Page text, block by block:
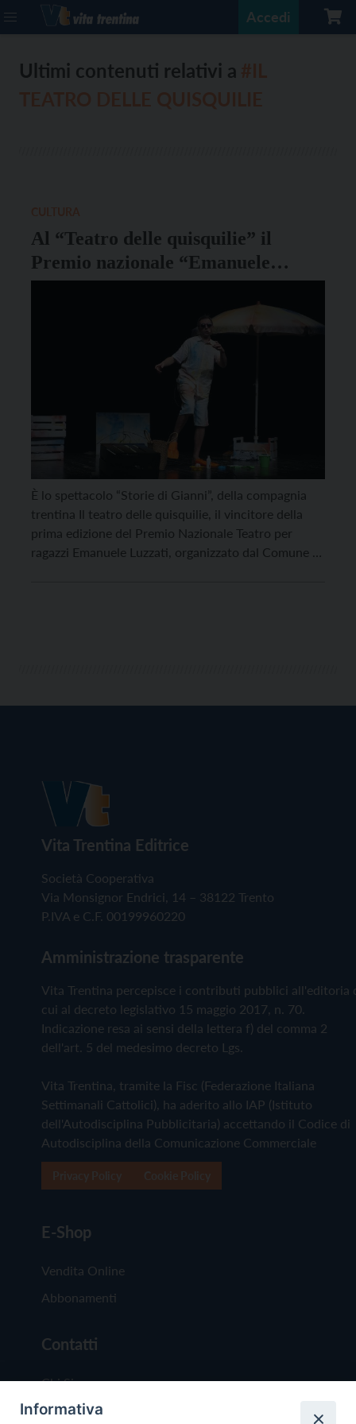
Accedi
Ultimi contenuti relativi a
Al “Teatro delle quisquilie” il
Premio nazionale “Emanuele
Luzzati” per il teatro ragazzi
È lo spettacolo “Storie di Gianni”, della compagnia
trentina Il teatro delle quisquilie, il vincitore della
prima edizione del Premio Nazionale Teatro per
ragazzi Emanuele Luzzati, organizzato dal Comune di
Vita Trentina Editrice
Società Cooperativa
Via Monsignor Endrici, 14 – 38122 Trento
P.IVA e C.F. 00199960220
Amministrazione trasparente
Vita Trentina percepisce i contributi pubblici all'editoria
cui al decreto legislativo 15 maggio 2017, n. 70.
Indicazione resa ai sensi della lettera f) del comma 2
dell'art. 5 del medesimo decreto Lgs.
Vita Trentina, tramite la Fisc (Federazione Italiana
Settimanali Cattolici), ha aderito allo IAP (Istituto
dell'Autodisciplina Pubblicitaria) accettando il Codice di
Autodisciplina della Comunicazione Commerciale
E-Shop
Vendita Online
Abbonamenti
Contatti
Chi Siamo
Redazione
Informativa